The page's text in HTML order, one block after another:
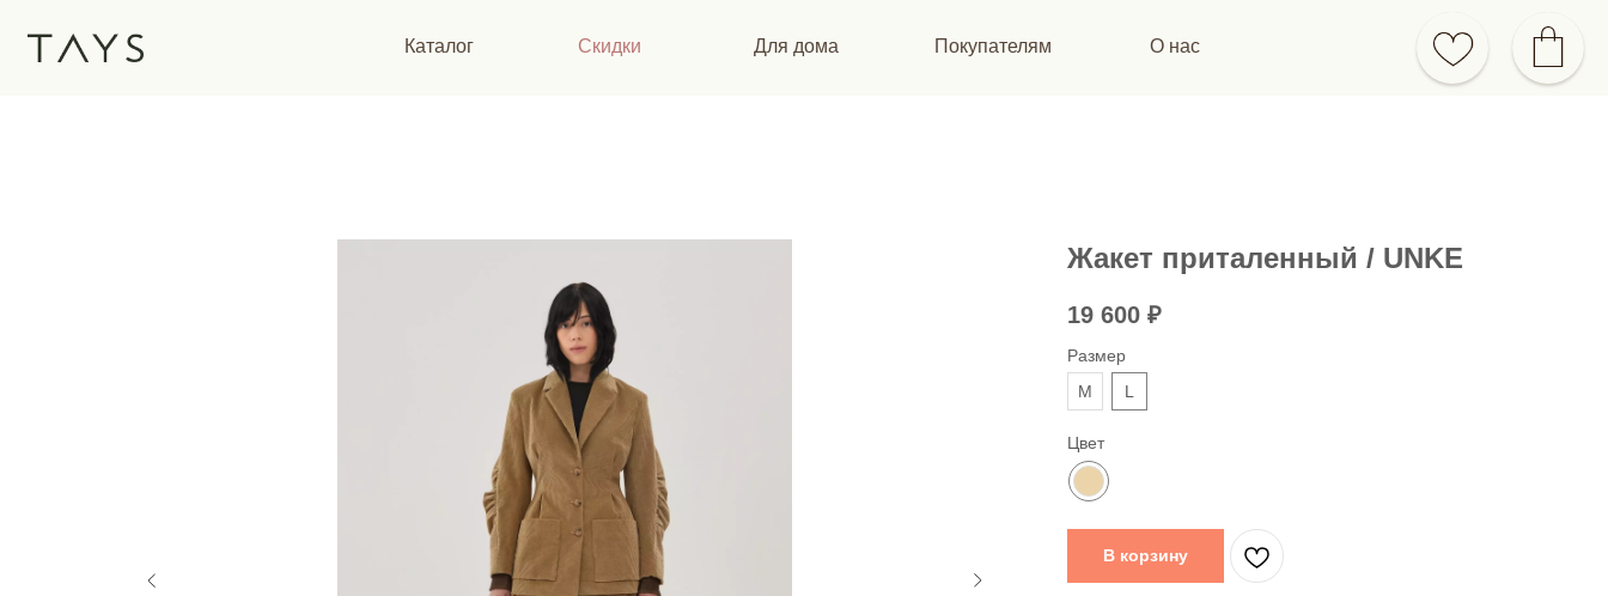
Каталог Скидки Покупателям О нас
Для дома
Жакет приталенный / UNKE
19 600 ₽
Размер
M
L
Цвет
В корзину